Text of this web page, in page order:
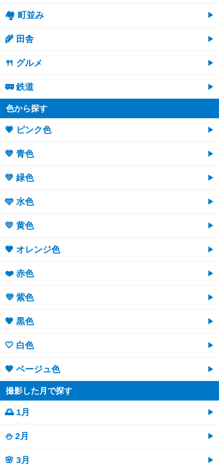
🏘 町並み
🌾 田舎
🍴 グルメ
🚃 鉄道
色から探す
💗 ピンク色
💙 青色
💚 緑色
🩵 水色
💛 黄色
🧡 オレンジ色
❤️ 赤色
💜 紫色
🖤 黒色
🤍 白色
🤎 ベージュ色
撮影した月で探す
🌅 1月
⛄ 2月
🌸 3月